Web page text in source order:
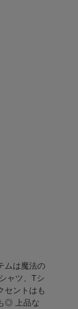
ムは魔法の
ャツ、Tシ
セントはも
◎ 上品な